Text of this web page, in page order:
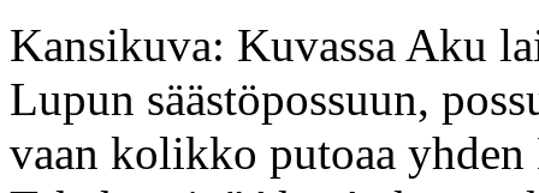
Kansikuva: Kuvassa Aku
Lupun säästöpossuun,
vaan kolikko putoaa yhden